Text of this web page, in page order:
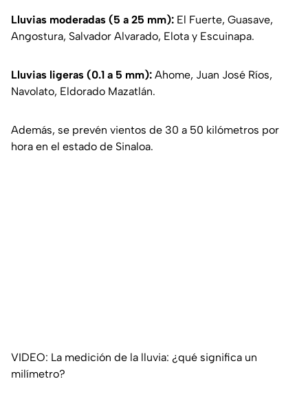
Lluvias moderadas (5 a 25 mm): El Fuerte, Guasave,
Angostura, Salvador Alvarado, Elota y Escuinapa.
Lluvias ligeras (0.1 a 5 mm): Ahome, Juan José Ríos,
Navolato, Eldorado Mazatlán.
Además, se prevén vientos de 30 a 50 kilómetros por
hora en el estado de Sinaloa.
VIDEO: La medición de la lluvia: ¿qué significa un
milímetro?